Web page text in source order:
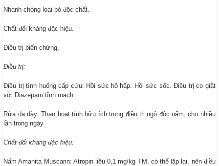
Nhanh chóng loại bỏ độc chất.
Chất đối kháng đặc hiệu.
Điều trị biến chứng.
Điều trị:
Điều trị tình huống cấp cứu: Hồi sức hô hấp. Hồi sức sốc. Điều trị co giật
với Diazepam tĩnh mạch.
Rửa dạ dày: Than hoạt tính hữu ích trong điều trị ngộ độc nấm, cho nhiều
lần trong ngày.
Chất đối kháng đặc hiệu:
Nấm Amanita Muscarin: Atropin liều 0,1 mg/kg TM, có thể lặp lại, nên điều